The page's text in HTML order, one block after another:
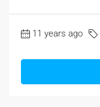
11 years ago